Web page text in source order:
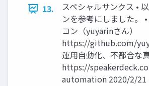
13.
スペシャルサンクス •
ンを参考にしました。
コン（yuyarinさん）
https://github.com/
運用自動化、不都合な
https://
automation 2020/2/21